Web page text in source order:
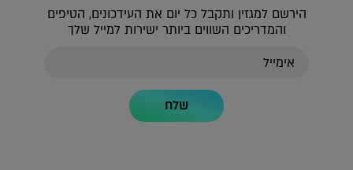
הירשם למגזין ותקבל כל יום את העידכונים, הטיפים
והמדריכים השווים ביותר ישירות למייל שלך
שלח